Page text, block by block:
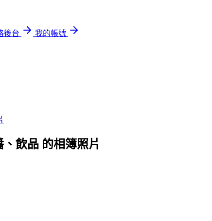
後台
我的帳號
飲品 的相簿照片